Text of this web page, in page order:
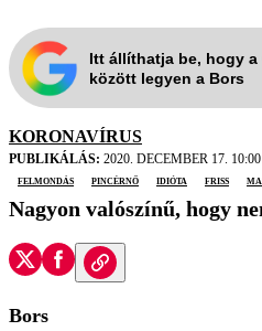
Itt állíthatja be, hogy
között legyen a Bors
KORONAVÍRUS
PUBLIKÁLÁS: 2020. DECEMBER 17. 10:00
felmondás
pincérnő idióta friss
Nagyon valószínű, hogy
Bors